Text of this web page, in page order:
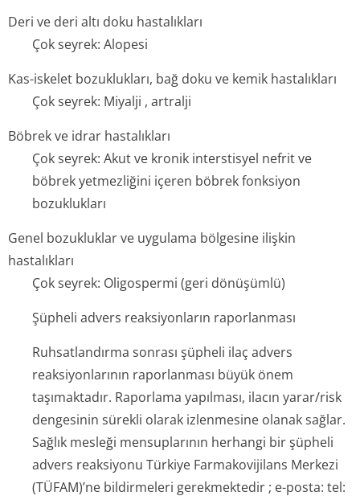
Deri ve deri altı doku hastalıkları
Çok seyrek: Alopesi
Kas-iskelet bozuklukları, bağ doku ve kemik hastalıkları
Çok seyrek: Miyalji , artralji
Böbrek ve idrar hastalıkları
Çok seyrek: Akut ve kronik interstisyel nefrit ve
böbrek yetmezliğini içeren böbrek fonksiyon
bozuklukları
Genel bozukluklar ve uygulama bölgesine ilişkin
hastalıkları
Çok seyrek: Oligospermi (geri dönüşümlü)
Şüpheli advers reaksiyonların raporlanması
Ruhsatlandırma sonrası şüpheli ilaç advers
reaksiyonlarının raporlanması büyük önem
taşımaktadır. Raporlama yapılması, ilacın yarar/risk
dengesinin sürekli olarak izlenmesine olanak sağlar.
Sağlık mesleği mensuplarının herhangi bir şüpheli
advers reaksiyonu Türkiye Farmakovijilans Merkezi
(TÜFAM)’ne bildirmeleri gerekmektedir ; e-posta: tel: